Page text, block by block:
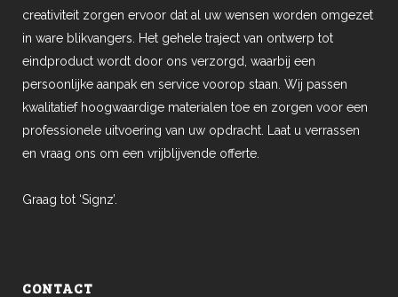
creativiteit zorgen ervoor dat al uw wensen worden omgezet
in ware blikvangers. Het gehele traject van ontwerp tot
eindproduct wordt door ons verzorgd, waarbij een
persoonlijke aanpak en service voorop staan. Wij passen
kwalitatief hoogwaardige materialen toe en zorgen voor een
professionele uitvoering van uw opdracht. Laat u verrassen
en vraag ons om een vrijblijvende offerte.
Graag tot ‘Signz’.
CONTACT